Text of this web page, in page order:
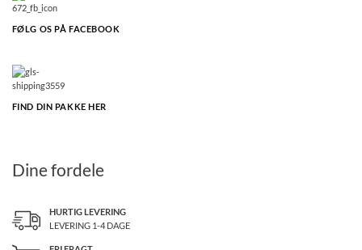
FØLG OS PÅ FACEBOOK
FIND DIN PAKKE HER
Dine fordele
HURTIG LEVERING
LEVERING 1-4 DAGE